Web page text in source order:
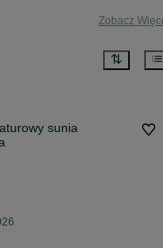
Zobacz
sunia